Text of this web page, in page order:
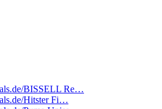
BISSELL Re…
Hitster Fi…